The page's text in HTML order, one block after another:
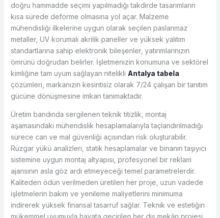
doğru hammadde seçimi yapılmadığı takdirde tasarımların
kısa sürede deforme olmasına yol açar. Malzeme
mühendisliği ilkelerine uygun olarak seçilen paslanmaz
metaller, UV korumalı akrilik paneller ve yüksek yalıtım
standartlarına sahip elektronik bileşenler, yatırımlarınızın
ömrünü doğrudan belirler. İşletmenizin konumuna ve sektörel
kimliğine tam uyum sağlayan nitelikli Antalya tabela
çözümleri, markanızın kesintisiz olarak 7/24 çalışan bir tanıtım
gücüne dönüşmesine imkan tanımaktadır.
Üretim bandında sergilenen teknik titizlik, montaj
aşamasındaki mühendislik hesaplamalarıyla taçlandırılmadığı
sürece can ve mal güvenliği açısından risk oluşturabilir.
Rüzgar yükü analizleri, statik hesaplamalar ve binanın taşıyıcı
sistemine uygun montaj altyapısı, profesyonel bir reklam
ajansının asla göz ardı etmeyeceği temel parametrelerdir.
Kaliteden ödün verilmeden üretilen her proje, uzun vadede
işletmelerin bakım ve yenileme maliyetlerini minimuma
indirerek yüksek finansal tasarruf sağlar. Teknik ve estetiğin
mükemmel uyumuyla hayata geçirilen her dış mekân projesi,